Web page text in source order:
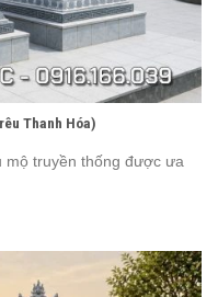
Thanh Hóa)
mộ truyền thống được ưa